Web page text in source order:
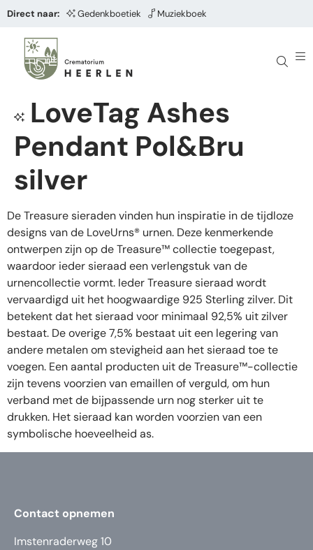
Direct naar: Gedenkboetiek Muziekboek
LoveTag Ashes
Pendant Pol&Bru
silver
De Treasure sieraden vinden hun inspiratie in de tijdloze
designs van de LoveUrns® urnen. Deze kenmerkende
ontwerpen zijn op de Treasure™ collectie toegepast,
waardoor ieder sieraad een verlengstuk van de
urnencollectie vormt. Ieder Treasure sieraad wordt
vervaardigd uit het hoogwaardige 925 Sterling zilver. Dit
betekent dat het sieraad voor minimaal 92,5% uit zilver
bestaat. De overige 7,5% bestaat uit een legering van
andere metalen om stevigheid aan het sieraad toe te
voegen. Een aantal producten uit de Treasure™-collectie
zijn tevens voorzien van emaillen of verguld, om hun
verband met de bijpassende urn nog sterker uit te
drukken. Het sieraad kan worden voorzien van een
symbolische hoeveelheid as.
Contact opnemen
Imstenraderweg 10